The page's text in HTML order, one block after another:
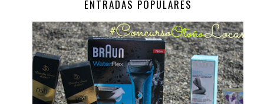
ENTRADAS POPULARES